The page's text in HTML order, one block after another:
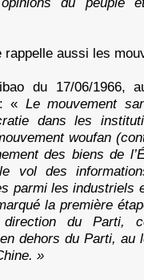
aussi les
du 17/06/1966,
« Le mouvement
dans les
woufan
des biens de
vol des
parmi les industriels
la première
du Parti,
dehors du Parti, au
»